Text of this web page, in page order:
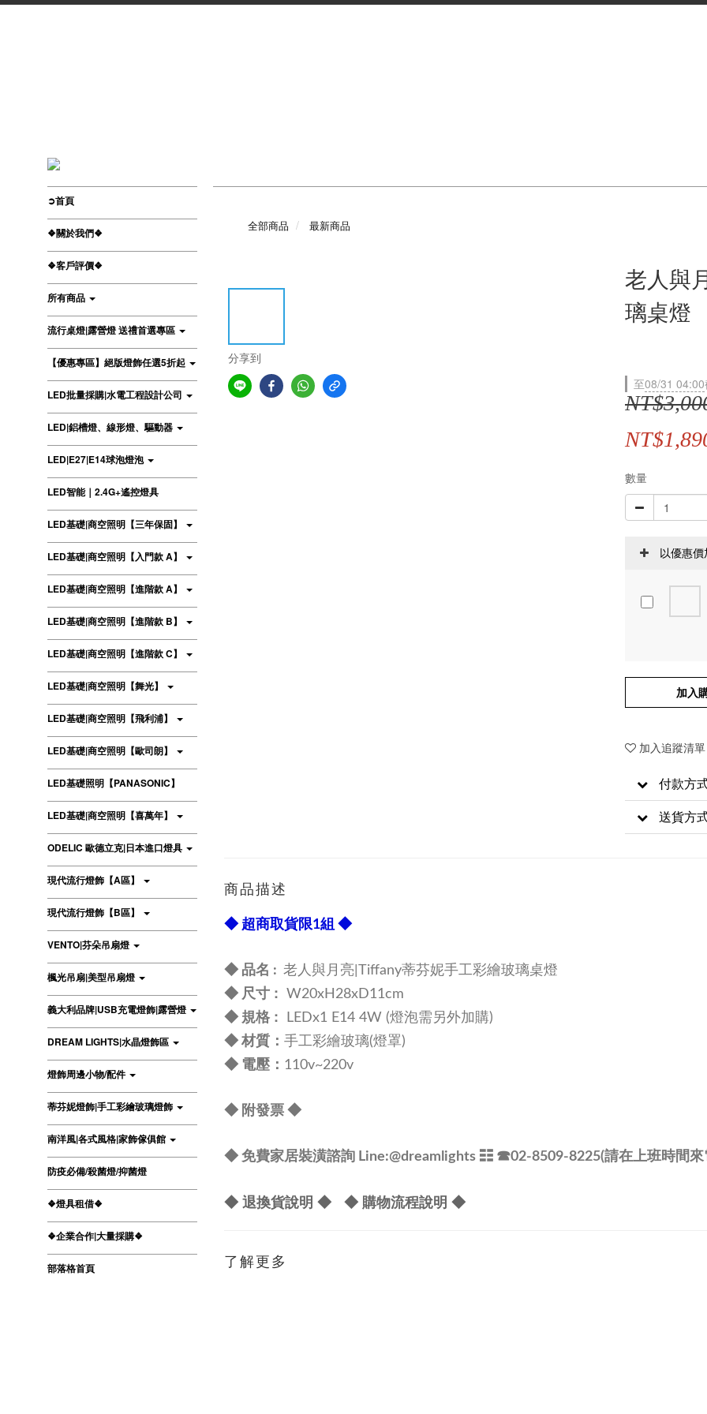
➲首頁
❖關於我們❖
❖客戶評價❖
所有商品
流行桌燈|露營燈 送禮首選專區
【優惠專區】絕版燈飾任選5折起
LED批量採購|水電工程設計公司
LED|鋁槽燈、線形燈、驅動器
LED|E27|E14球泡燈泡
LED智能｜2.4G+遙控燈具
LED基礎|商空照明【三年保固】
LED基礎|商空照明【入門款 A】
LED基礎|商空照明【進階款 A】
LED基礎|商空照明【進階款 B】
LED基礎|商空照明【進階款 C】
LED基礎|商空照明【舞光】
LED基礎|商空照明【飛利浦】
LED基礎|商空照明【歐司朗】
LED基礎照明【PANASONIC】
LED基礎|商空照明【喜萬年】
ODELIC 歐德立克|日本進口燈具
現代流行燈飾【A區】
現代流行燈飾【B區】
VENTO|芬朵吊扇燈
楓光吊扇|美型吊扇燈
義大利品牌|USB充電燈飾|露營燈
DREAM LIGHTS|水晶燈飾區
燈飾周邊小物/配件
蒂芬妮燈飾|手工彩繪玻璃燈飾
南洋風|各式風格|家飾傢俱館
防疫必備/殺菌燈/抑菌燈
❖燈具租借❖
❖企業合作|大量採購❖
部落格首頁
全部商品 最新商品
分享到
老人與
璃桌燈
至08/31 04:00
數量
以優惠
加入
加入追蹤清單
付款方
送貨方
商品描述
◆ 超商取貨限1組 ◆
◆ 品名 : 老人與月亮|Tiffany蒂芬妮手工彩繪玻璃桌燈
◆ 尺寸 : W20xH28xD11cm
◆ 規格 :
LEDx1 E14 4W (燈泡需另外加購)
◆ 材質： 手工彩繪玻璃(燈罩)
◆ 電壓： 110v~220v
◆ 附發票 ◆
◆ 免費家居裝潢諮詢 Line:@dreamlights ☷ ☎02-8509-8225(請在上班時間
◆ 退換貨說明 ◆ ◆ 購物流程說明 ◆
了解更多